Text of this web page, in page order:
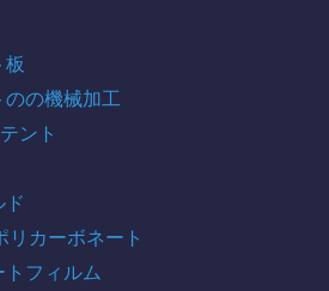
板
の機械加工
ント
ド
リカーボネート
フィルム